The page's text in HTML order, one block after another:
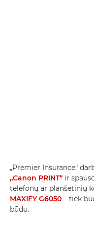
„Premier Insurance“
„Canon PRINT“ ir
telefonų ar planšetinių
MAXIFY G6050 – tiek
būdu.